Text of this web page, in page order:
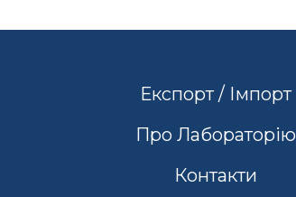
Експорт / Імпорт
Про Лабораторію
Контакти